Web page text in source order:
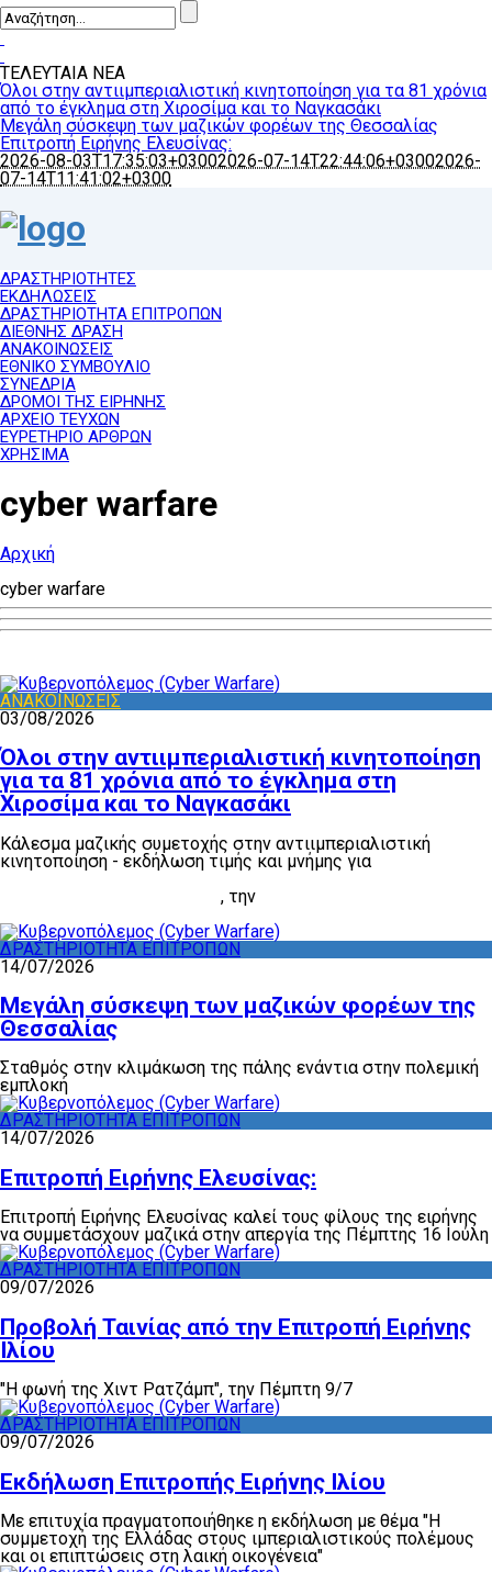
ΤΕΛΕΥΤΑΙΑ ΝΕΑ
Όλοι στην αντιιμπεριαλιστική κινητοποίηση για τα 81 χρόνια
από το έγκλημα στη Χιροσίμα και το Ναγκασάκι
Μεγάλη σύσκεψη των μαζικών φορέων της Θεσσαλίας
Επιτροπή Ειρήνης Ελευσίνας:
2026-08-03T17:35:03+03002026-07-14T22:44:06+03002026-
07-14T11:41:02+0300
ΔΡΑΣΤΗΡΙΟΤΗΤΕΣ
ΕΚΔΗΛΩΣΕΙΣ
ΔΡΑΣΤΗΡΙΟΤΗΤΑ ΕΠΙΤΡΟΠΩΝ
ΔΙΕΘΝΗΣ ΔΡΑΣΗ
ΑΝΑΚΟΙΝΩΣΕΙΣ
ΕΘΝΙΚΟ ΣΥΜΒΟΥΛΙΟ
ΣΥΝΕΔΡΙΑ
ΔΡΟΜΟΙ ΤΗΣ ΕΙΡΗΝΗΣ
ΑΡΧΕΙΟ ΤΕΥΧΩΝ
ΕΥΡΕΤΗΡΙΟ ΑΡΘΡΩΝ
ΧΡΗΣΙΜΑ
cyber warfare
Αρχική
cyber warfare
ΑΝΑΚΟΙΝΩΣΕΙΣ
03/08/2026
Όλοι στην αντιιμπεριαλιστική κινητοποίηση
για τα 81 χρόνια από το έγκλημα στη
Χιροσίμα και το Ναγκασάκι
Κάλεσμα μαζικής συμετοχής στην αντιιμπεριαλιστική
κινητοποίηση - εκδήλωση τιμής και μνήμης για
, την
ΔΡΑΣΤΗΡΙΟΤΗΤΑ ΕΠΙΤΡΟΠΩΝ
14/07/2026
Μεγάλη σύσκεψη των μαζικών φορέων της
Θεσσαλίας
Σταθμός στην κλιμάκωση της πάλης ενάντια στην πολεμική
εμπλοκή
ΔΡΑΣΤΗΡΙΟΤΗΤΑ ΕΠΙΤΡΟΠΩΝ
14/07/2026
Επιτροπή Ειρήνης Ελευσίνας:
Επιτροπή Ειρήνης Ελευσίνας καλεί τους φίλους της ειρήνης
να συμμετάσχουν μαζικά στην απεργία της Πέμπτης 16 Ιούλη
ΔΡΑΣΤΗΡΙΟΤΗΤΑ ΕΠΙΤΡΟΠΩΝ
09/07/2026
Προβολή Ταινίας από την Επιτροπή Ειρήνης
Ιλίου
"Η φωνή της Χιντ Ρατζάμπ", την Πέμπτη 9/7
ΔΡΑΣΤΗΡΙΟΤΗΤΑ ΕΠΙΤΡΟΠΩΝ
09/07/2026
Εκδήλωση Επιτροπής Ειρήνης Ιλίου
Με επιτυχία πραγματοποιήθηκε η εκδήλωση με θέμα "Η
συμμετοχή της Ελλάδας στους ιμπεριαλιστικούς πολέμους
και οι επιπτώσεις στη λαική οικογένεια"